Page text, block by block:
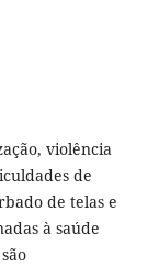
violência
de
de telas e
à saúde